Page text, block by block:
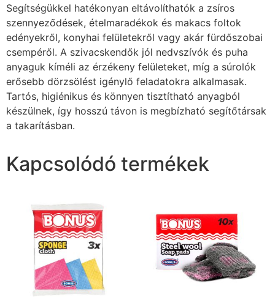
Segítségükkel hatékonyan eltávolíthatók a zsíros
szennyeződések, ételmaradékok és makacs foltok
edényekről, konyhai felületekről vagy akár fürdőszobai
csempéről. A szivacskendők jól nedvszívók és puha
anyaguk kíméli az érzékeny felületeket, míg a súrolók
erősebb dörzsölést igénylő feladatokra alkalmasak.
Tartós, higiénikus és könnyen tisztítható anyagból
készülnek, így hosszú távon is megbízható segítőtársak
a takarításban.
Kapcsolódó termékek